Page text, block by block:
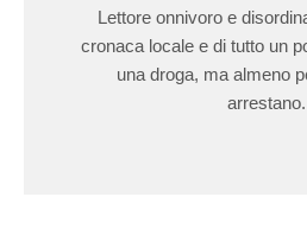
Lettore onnivoro e
cronaca locale e di tutto un
una droga, ma almeno
arrestano.